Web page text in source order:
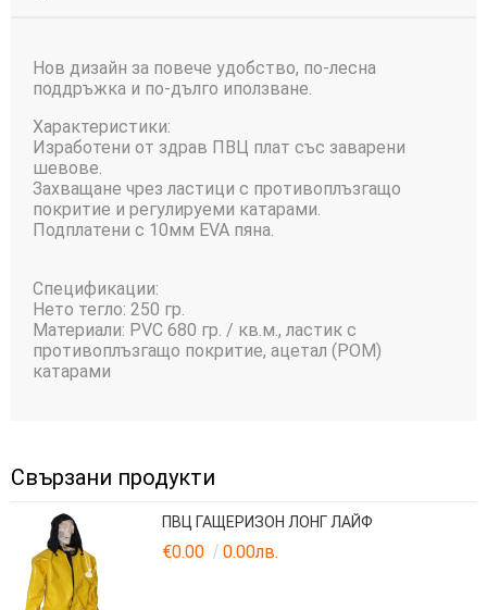
Нов дизайн за повече удобство, по-лесна
поддръжка и по-дълго иползване.
Характеристики:
Изработени от здрав ПВЦ плат със заварени
шевове.
Захващане чрез ластици с противоплъзгащо
покритие и регулируеми катарами.
Подплатени с 10мм EVA пяна.
Спецификации:
Нето тегло: 250 гр.
Материали: PVC 680 гр. / кв.м., ластик с
противоплъзгащо покритие, ацетал (POM)
катарами
Свързани продукти
ПВЦ ГАЩЕРИЗОН ЛОНГ ЛАЙФ
€0.00 0.00лв.